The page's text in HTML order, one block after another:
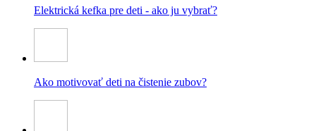
Elektrická kefka pre deti - ako ju vybrať?
Ako motivovať deti na čistenie zubov?